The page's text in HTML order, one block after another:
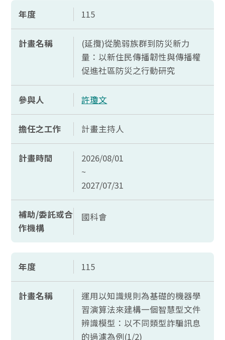
年度 115
計畫名稱
(延攬)從脆弱族群到防災新力
量：以新住民傳播韌性與傳播權
促進社區防災之行動研究
參與人 許瓊文
擔任之工作 計畫主持人
計畫時間
2026/08/01
~
2027/07/31
補助/委託或合
作機構
國科會
年度 115
計畫名稱
運用以知識規則為基礎的機器學
習演算法來建構一個智慧型文件
辨識模型：以不同類型詐騙訊息
的過濾為例(1/2)